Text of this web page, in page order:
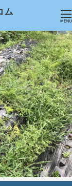
ム
MENU